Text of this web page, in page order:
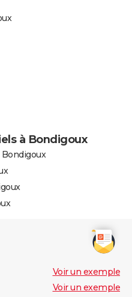
à Bondigoux
Voir un exemple
Voir un exemple